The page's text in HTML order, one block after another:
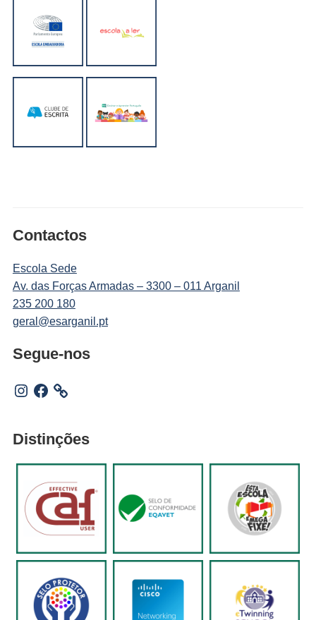
Contactos
Escola Sede
Av. das Forças Armadas – 3300 – 011 Arganil
235 200 180
geral@esarganil.pt
Segue-nos
Instagram
Facebook
Distinções